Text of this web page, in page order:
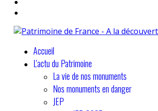
Accueil
L'actu du Patrimoine
La vie de nos monuments
Nos monuments en danger
JEP